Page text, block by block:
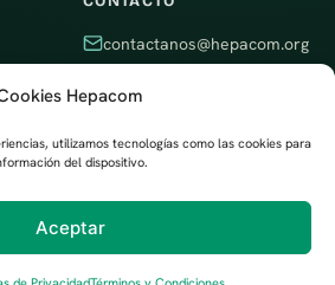
Hepacom
utilizamos tecnologías como las cookies para
del dispositivo.
Aceptar
contactanos@hepacom.org
Trabajamos en todo el país
Para la Comunidad (Hepacom) ·Política de
Cookies·Términos y Condiciones
porDigital Trendy 360